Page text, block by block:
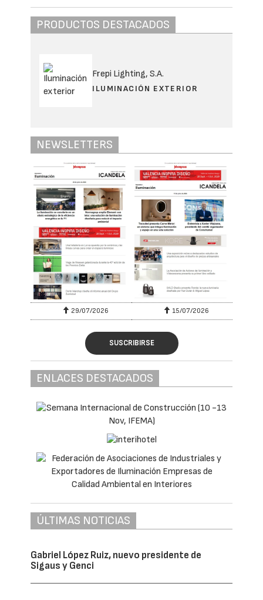
PRODUCTOS DESTACADOS
Frepi Lighting, S.A.
ILUMINACIÓN EXTERIOR
NEWSLETTERS
29/07/2026 15/07/2026
SUSCRIBIRSE
ENLACES DESTACADOS
ÚLTIMAS NOTICIAS
Gabriel López Ruiz, nuevo presidente de
Sigaus y Genci